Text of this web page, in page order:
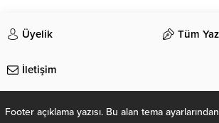
Üyelik Tüm
İletişim
Footer açıklama yazısı. Bu alan tema